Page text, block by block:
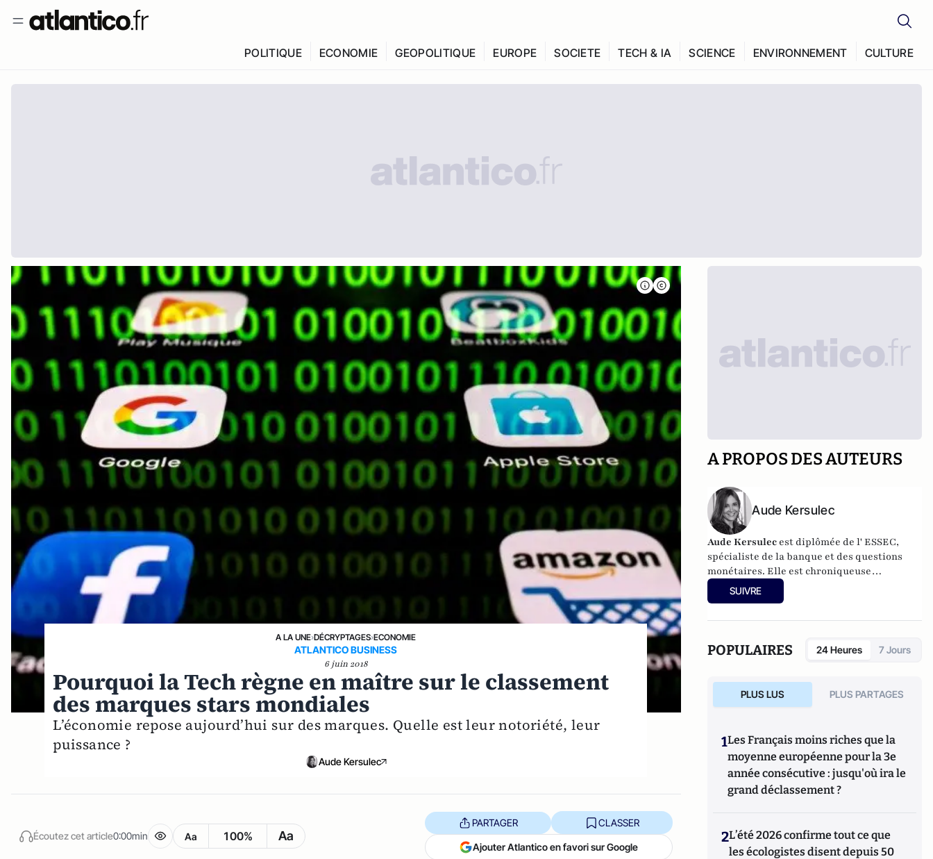
POLITIQUE ECONOMIE GEOPOLITIQUE EUROPE SOCIETE TECH & IA SCIENCE ENVIRONNEMENT CULTURE
A LA UNE›DÉCRYPTAGES›ECONOMIE
ATLANTICO BUSINESS
6 juin 2018
Pourquoi la Tech règne en maître sur le classement
des marques stars mondiales
L’économie repose aujourd’hui sur des marques. Quelle est leur notoriété, leur
puissance ?
Aude Kersulec
Écoutez cet article0:00min Aa 100% Aa
PARTAGER CLASSER
Ajouter Atlantico en favori sur Google
A PROPOS DES AUTEURS
Aude Kersulec
Aude Kersulec est diplômée de l' ESSEC,
spécialiste de la banque et des questions
monétaires. Elle est chroniqueuse
économique sur BFMTV Business.
SUIVRE
POPULAIRES 24 Heures 7 Jours
PLUS LUS PLUS PARTAGES
1Les Français moins riches que la
moyenne européenne pour la 3e
année consécutive : jusqu'où ira le
grand déclassement ?
2L’été 2026 confirme tout ce que
les écologistes disent depuis 50